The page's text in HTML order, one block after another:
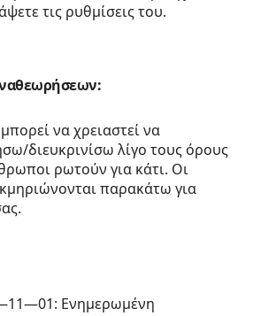
τις ρυθμίσεις του.
να χρειαστεί να
διευκρινίσω λίγο τους όρους
ρωτούν για κάτι. Οι
παρακάτω για
Ενημερωμένη